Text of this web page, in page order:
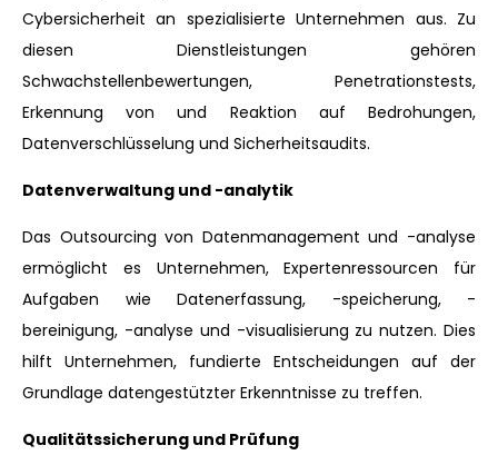
Cybersicherheit an spezialisierte Unternehmen aus. Zu
diesen Dienstleistungen gehören
Schwachstellenbewertungen, Penetrationstests,
Erkennung von und Reaktion auf Bedrohungen,
Datenverschlüsselung und Sicherheitsaudits.
Datenverwaltung und -analytik
Das Outsourcing von Datenmanagement und -analyse
ermöglicht es Unternehmen, Expertenressourcen für
Aufgaben wie Datenerfassung, -speicherung, -
bereinigung, -analyse und -visualisierung zu nutzen. Dies
hilft Unternehmen, fundierte Entscheidungen auf der
Grundlage datengestützter Erkenntnisse zu treffen.
Qualitätssicherung und Prüfung